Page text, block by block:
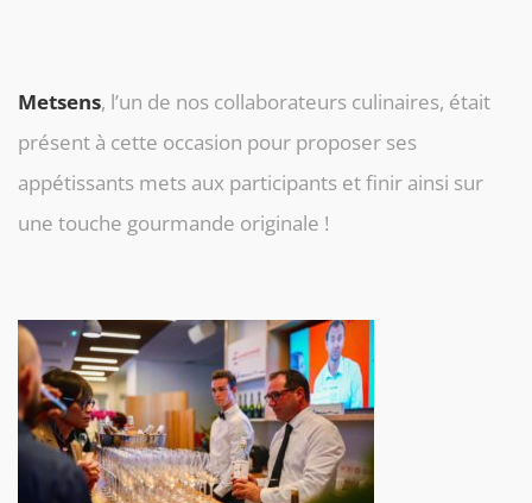
Metsens, l’un de nos collaborateurs culinaires, était
présent à cette occasion pour proposer ses
appétissants mets aux participants et finir ainsi sur
une touche gourmande originale !